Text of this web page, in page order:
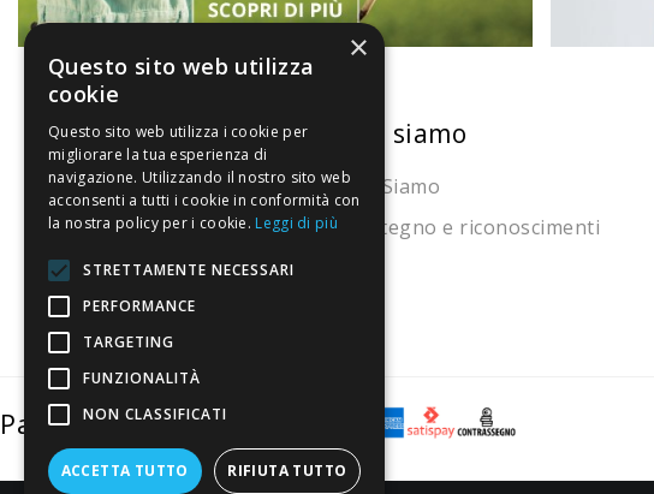
La nostra convenienza
Il risparmio che fa ambiente
Il nostro manifesto
Il blog
Perché fidarti
Vendi con noi
Chi siamo
Chi Siamo
Sostegno e riconoscimenti
Pagamenti sicuri
×
Questo sito web utilizza
cookie
Questo sito web utilizza i cookie per
migliorare la tua esperienza di
navigazione. Utilizzando il nostro sito web
acconsenti a tutti i cookie in conformità con
la nostra policy per i cookie. Leggi di più
STRETTAMENTE NECESSARI
PERFORMANCE
TARGETING
FUNZIONALITÀ
NON CLASSIFICATI
ACCETTA TUTTO RIFIUTA TUTTO